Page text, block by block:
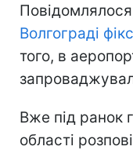
Волгограді
того, в
Вже під ранок
області